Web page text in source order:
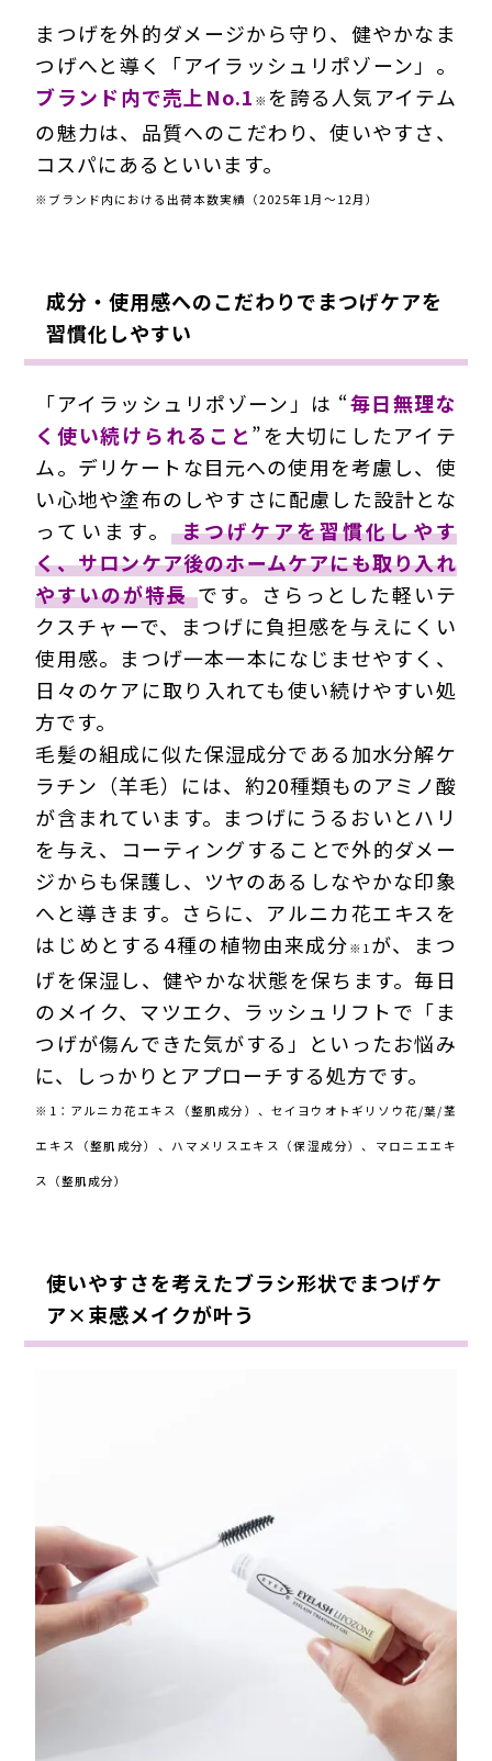
まつげを外的ダメージから守り、健やかなま
つげへと導く「アイラッシュリポゾーン」。
ブランド内で売上No.1 ※ を誇る人気アイテム
の魅力は、品質へのこだわり、使いやすさ、
コスパにあるといいます。
※ブランド内における出荷本数実績（2025年1月〜12月）
成分・使用感へのこだわりでまつげケアを
習慣化しやすい
「アイラッシュリポゾーン」は “毎日無理な
く使い続けられること”を大切にしたアイテ
ム。デリケートな目元への使用を考慮し、使
い心地や塗布のしやすさに配慮した設計とな
っています。
まつげケアを習慣化しやす
く、サロンケア後のホームケアにも取り入れ
やすいのが特長 です。さらっとした軽いテ
クスチャーで、まつげに負担感を与えにくい
使用感。まつげ一本一本になじませやすく、
日々のケアに取り入れても使い続けやすい処
方です。
毛髪の組成に似た保湿成分である加水分解ケ
ラチン（羊毛）には、約20種類ものアミノ酸
が含まれています。まつげにうるおいとハリ
を与え、コーティングすることで外的ダメー
ジからも保護し、ツヤのあるしなやかな印象
へと導きます。さらに、アルニカ花エキスを
はじめとする4種の植物由来成分 ※1 が、まつ
げを保湿し、健やかな状態を保ちます。毎日
のメイク、マツエク、ラッシュリフトで「ま
つげが傷んできた気がする」といったお悩み
に、しっかりとアプローチする処方です。
※1：アルニカ花エキス（整肌成分）、セイヨウオトギリソウ花/葉/茎
エキス（整肌成分）、ハマメリスエキス（保湿成分）、マロニエエキ
ス（整肌成分）
使いやすさを考えたブラシ形状でまつげケ
ア×束感メイクが叶う